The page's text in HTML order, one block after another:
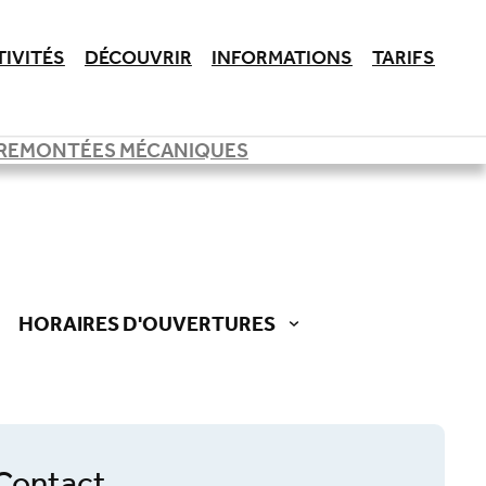
DÉCOUVRIR INFORMATIONS TARIFS
MÉCANIQUES
HORAIRES D'OUVERTURES